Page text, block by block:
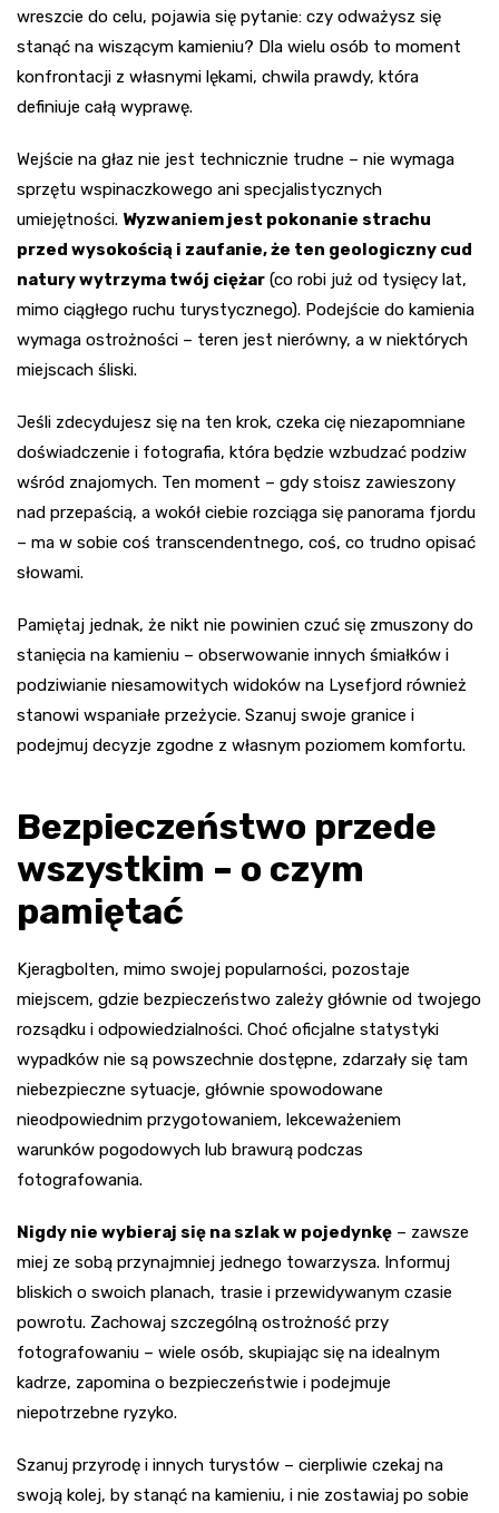
wreszcie do celu, pojawia się pytanie: czy odważysz się
stanąć na wiszącym kamieniu? Dla wielu osób to moment
konfrontacji z własnymi lękami, chwila prawdy, która
definiuje całą wyprawę.
Wejście na głaz nie jest technicznie trudne – nie wymaga
sprzętu wspinaczkowego ani specjalistycznych
umiejętności. Wyzwaniem jest pokonanie strachu
przed wysokością i zaufanie, że ten geologiczny cud
natury wytrzyma twój ciężar (co robi już od tysięcy lat,
mimo ciągłego ruchu turystycznego). Podejście do kamienia
wymaga ostrożności – teren jest nierówny, a w niektórych
miejscach śliski.
Jeśli zdecydujesz się na ten krok, czeka cię niezapomniane
doświadczenie i fotografia, która będzie wzbudzać podziw
wśród znajomych. Ten moment – gdy stoisz zawieszony
nad przepaścią, a wokół ciebie rozciąga się panorama fjordu
– ma w sobie coś transcendentnego, coś, co trudno opisać
słowami.
Pamiętaj jednak, że nikt nie powinien czuć się zmuszony do
stanięcia na kamieniu – obserwowanie innych śmiałków i
podziwianie niesamowitych widoków na Lysefjord również
stanowi wspaniałe przeżycie. Szanuj swoje granice i
podejmuj decyzje zgodne z własnym poziomem komfortu.
Bezpieczeństwo przede
wszystkim – o czym
pamiętać
Kjeragbolten, mimo swojej popularności, pozostaje
miejscem, gdzie bezpieczeństwo zależy głównie od twojego
rozsądku i odpowiedzialności. Choć oficjalne statystyki
wypadków nie są powszechnie dostępne, zdarzały się tam
niebezpieczne sytuacje, głównie spowodowane
nieodpowiednim przygotowaniem, lekceważeniem
warunków pogodowych lub brawurą podczas
fotografowania.
Nigdy nie wybieraj się na szlak w pojedynkę – zawsze
miej ze sobą przynajmniej jednego towarzysza. Informuj
bliskich o swoich planach, trasie i przewidywanym czasie
powrotu. Zachowaj szczególną ostrożność przy
fotografowaniu – wiele osób, skupiając się na idealnym
kadrze, zapomina o bezpieczeństwie i podejmuje
niepotrzebne ryzyko.
Szanuj przyrodę i innych turystów – cierpliwie czekaj na
swoją kolej, by stanąć na kamieniu, i nie zostawiaj po sobie